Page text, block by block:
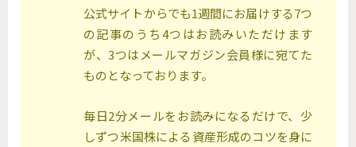
公式サイトからでも1週間にお届けする7つ
の記事のうち4つはお読みいただけます
が、3つはメールマガジン会員様に宛てた
ものとなっております。
毎日2分メールをお読みになるだけで、少
しずつ米国株による資産形成のコツを身に